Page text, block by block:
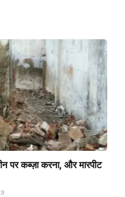
पर कब्ज़ा करना, और मारपीट